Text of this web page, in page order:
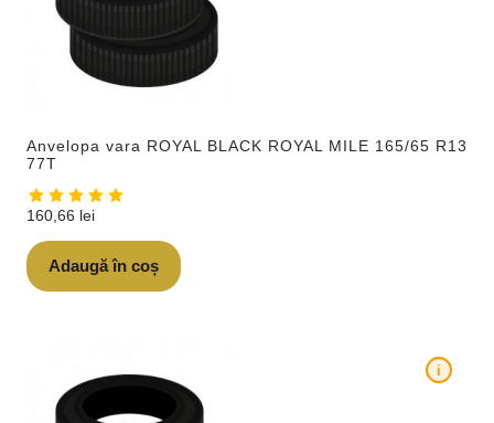
Anvelopa vara ROYAL BLACK ROYAL MILE 165/65 R13
77T
160,66 lei
Adaugă în coș
i